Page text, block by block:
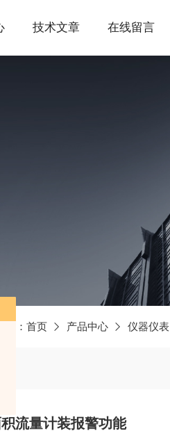
技术文章 在线留言
置： 首页 产品中心 仪器仪表
流量计装报警功能